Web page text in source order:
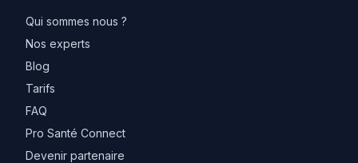
Qui sommes nous ?
Nos experts
Blog
Tarifs
FAQ
Pro Santé Connect
Devenir partenaire